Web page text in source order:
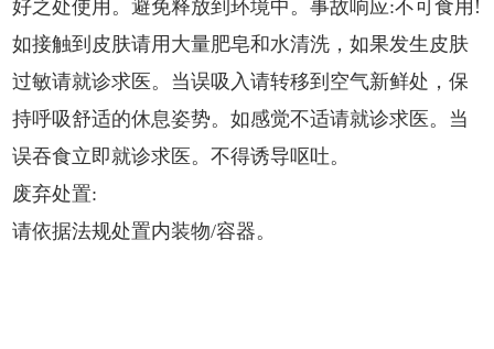
好之处使用。避免释放到环境中。事故响应:不可食用!
如接触到皮肤请用大量肥皂和水清洗，如果发生皮肤
过敏请就诊求医。当误吸入请转移到空气新鲜处，保
持呼吸舒适的休息姿势。如感觉不适请就诊求医。当
误吞食立即就诊求医。不得诱导呕吐。
废弃处置:
请依据法规处置内装物/容器。